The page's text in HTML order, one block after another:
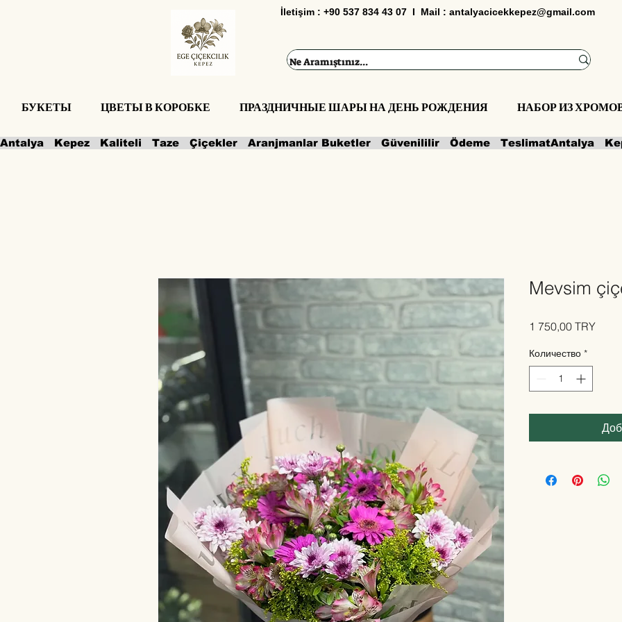
İletişim : +90 537 834 43 07 I Mail : antalyacicekkepez@gmail.com
БУКЕТЫ ЦВЕТЫ В КОРОБКЕ ПРАЗДНИЧНЫЕ ШАРЫ НА ДЕНЬ РОЖДЕНИЯ НАБОР ИЗ
Antalya   Kepez   Kaliteli   Taze   Çiçekler   Aranjmanlar Buketler   Güvenililir   Ödeme   Teslimat
Mevsim
1 750,00 TRYЦена
Количество *